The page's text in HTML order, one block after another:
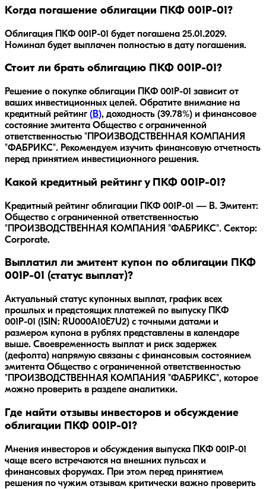
Когда погашение облигации ПКФ 001Р-01?
Облигация ПКФ 001Р-01 будет погашена 25.01.2029.
Номинал будет выплачен полностью в дату погашения.
Стоит ли брать облигацию ПКФ 001Р-01?
Решение о покупке облигации ПКФ 001Р-01 зависит от
ваших инвестиционных целей. Обратите внимание на
кредитный рейтинг ( B), доходность (39.78%) и финансовое
состояние эмитента Общество с ограниченной
ответственностью "ПРОИЗВОДСТВЕННАЯ КОМПАНИЯ
"ФАБРИКС". Рекомендуем изучить финансовую отчетность
перед принятием инвестиционного решения.
Какой кредитный рейтинг у ПКФ 001Р-01?
Кредитный рейтинг облигации ПКФ 001Р-01 — B. Эмитент:
Общество с ограниченной ответственностью
"ПРОИЗВОДСТВЕННАЯ КОМПАНИЯ "ФАБРИКС". Сектор:
Corporate.
Выплатил ли эмитент купон по облигации ПКФ
001Р-01 (статус выплат)?
Актуальный статус купонных выплат, график всех
прошлых и предстоящих платежей по выпуску ПКФ
001Р-01 (ISIN: RU000A10E7U2) с точными датами и
размером купона в рублях представлены в календаре
выше. Своевременность выплат и риск задержек
(дефолта) напрямую связаны с финансовым состоянием
эмитента Общество с ограниченной ответственностью
"ПРОИЗВОДСТВЕННАЯ КОМПАНИЯ "ФАБРИКС", которое
можно проверить в разделе аналитики.
Где найти отзывы инвесторов и обсуждение
облигации ПКФ 001Р-01?
Мнения инвесторов и обсуждения выпуска ПКФ 001Р-01
чаще всего встречаются на внешних пульсах и
финансовых форумах. При этом перед принятием
решения по чужим отзывам критически важно проверить